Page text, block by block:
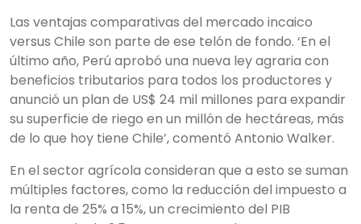
Las ventajas comparativas del mercado incaico
versus Chile son parte de ese telón de fondo. ‘En el
último año, Perú aprobó una nueva ley agraria con
beneficios tributarios para todos los productores y
anunció un plan de US$ 24 mil millones para expandir
su superficie de riego en un millón de hectáreas, más
de lo que hoy tiene Chile’, comentó Antonio Walker.
En el sector agrícola consideran que a esto se suman
múltiples factores, como la reducción del impuesto a
la renta de 25% a 15%, un crecimiento del PIB